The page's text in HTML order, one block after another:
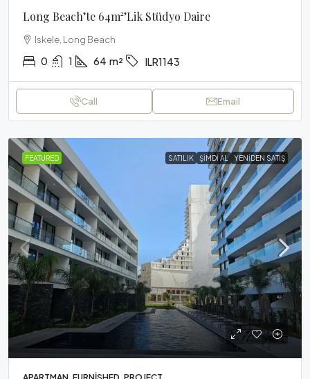
Long Beach’te 64m²’lik Stüdyo Daire
Iskele, Long Beach
0 1 64 m² ILR1143
Call Email
FEATURED SATILIK ŞIMDI AL YENIDEN SATIŞ